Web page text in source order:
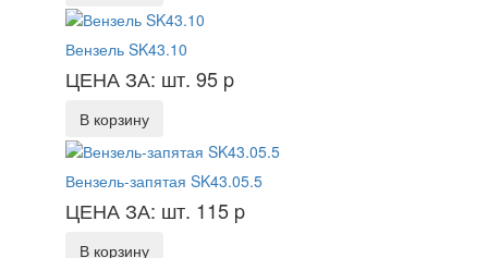
Вензель SK43.10
ЦЕНА ЗА: шт. 95 p
В корзину
Вензель-запятая SK43.05.5
ЦЕНА ЗА: шт. 115 p
В корзину